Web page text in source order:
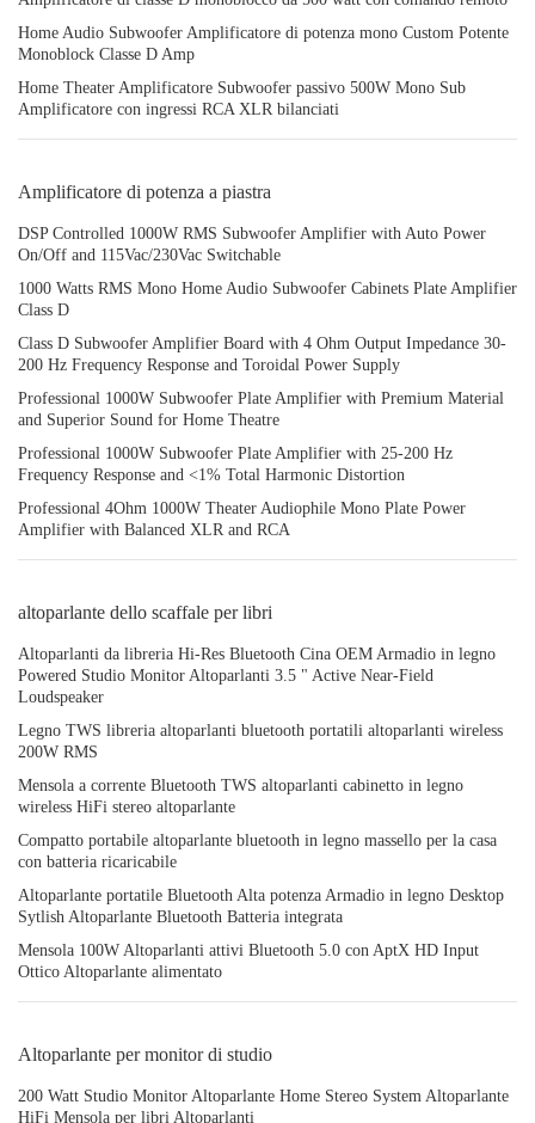
Home Audio Subwoofer Amplificatore di potenza mono Custom Potente
Monoblock Classe D Amp
Home Theater Amplificatore Subwoofer passivo 500W Mono Sub
Amplificatore con ingressi RCA XLR bilanciati
Amplificatore di potenza a piastra
DSP Controlled 1000W RMS Subwoofer Amplifier with Auto Power
On/Off and 115Vac/230Vac Switchable
1000 Watts RMS Mono Home Audio Subwoofer Cabinets Plate Amplifier
Class D
Class D Subwoofer Amplifier Board with 4 Ohm Output Impedance 30-
200 Hz Frequency Response and Toroidal Power Supply
Professional 1000W Subwoofer Plate Amplifier with Premium Material
and Superior Sound for Home Theatre
Professional 1000W Subwoofer Plate Amplifier with 25-200 Hz
Frequency Response and <1% Total Harmonic Distortion
Professional 4Ohm 1000W Theater Audiophile Mono Plate Power
Amplifier with Balanced XLR and RCA
altoparlante dello scaffale per libri
Altoparlanti da libreria Hi-Res Bluetooth Cina OEM Armadio in legno
Powered Studio Monitor Altoparlanti 3.5 " Active Near-Field
Loudspeaker
Legno TWS libreria altoparlanti bluetooth portatili altoparlanti wireless
200W RMS
Mensola a corrente Bluetooth TWS altoparlanti cabinetto in legno
wireless HiFi stereo altoparlante
Compatto portabile altoparlante bluetooth in legno massello per la casa
con batteria ricaricabile
Altoparlante portatile Bluetooth Alta potenza Armadio in legno Desktop
Sytlish Altoparlante Bluetooth Batteria integrata
Mensola 100W Altoparlanti attivi Bluetooth 5.0 con AptX HD Input
Ottico Altoparlante alimentato
Altoparlante per monitor di studio
200 Watt Studio Monitor Altoparlante Home Stereo System Altoparlante
HiFi Mensola per libri Altoparlanti